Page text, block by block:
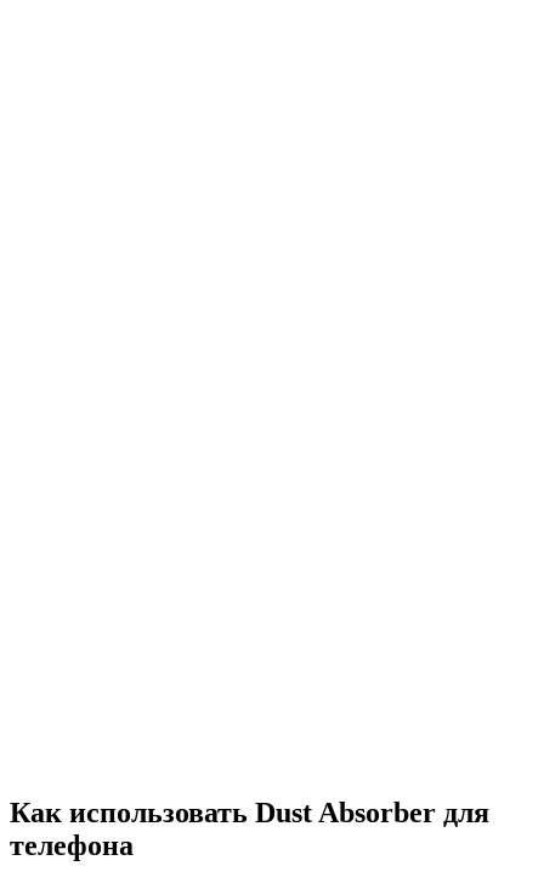
Как использовать Dust Absorber для
телефона